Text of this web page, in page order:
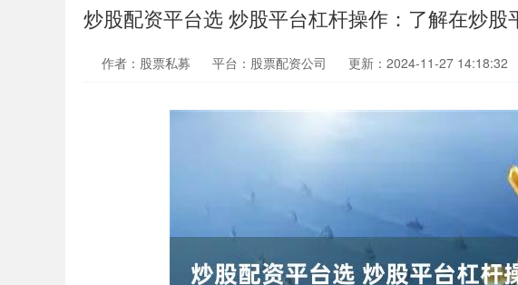
炒股配资平台选 炒股平台杠杆操作：了解在炒
作者：股票私募 平台：股票配资公司 更新：2024-11-27 14:18:32